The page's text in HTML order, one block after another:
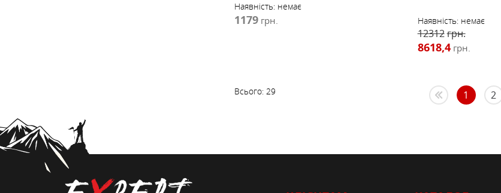
Наявність: немає
1179 грн. Наявність: немає
12312грн.
8618,4 грн.
Всього: 29 1 2